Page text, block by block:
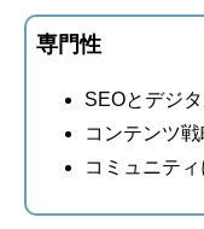
専門性
SEOとデジ
コンテンツ
コミュニテ